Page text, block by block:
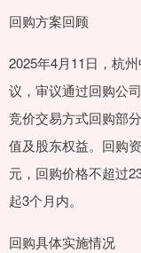
回购方案回顾
2025年4月11日，杭
议，审议通过回购公
竞价交易方式回购部
值及股东权益。回购
元，回购价格不超过
起3个月内。
回购具体实施情况